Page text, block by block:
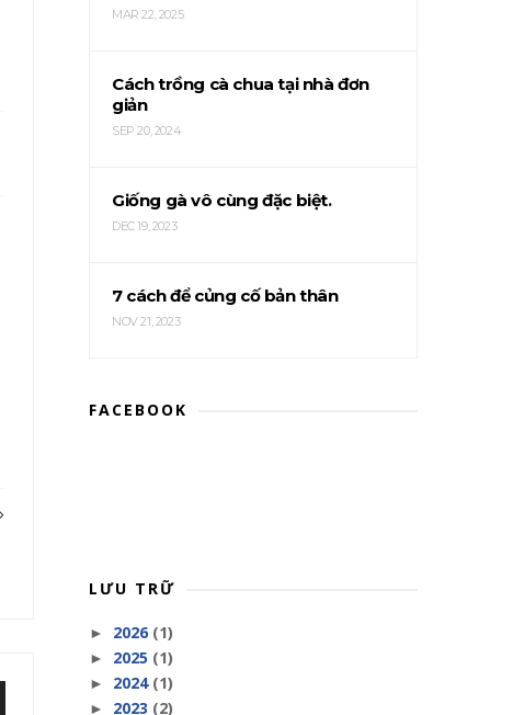
MAR 22, 2025
Cách trồng cà chua tại nhà đơn
giản
SEP 20, 2024
Giống gà vô cùng đặc biệt.
DEC 19, 2023
7 cách để củng cố bản thân
NOV 21, 2023
FACEBOOK
LƯU TRỮ
► 2026 (1)
► 2025 (1)
► 2024 (1)
► 2023 (2)